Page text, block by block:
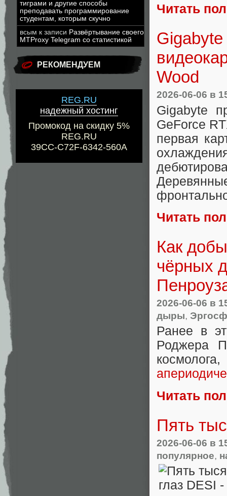
тиграми и другие способы
преподавать программирование
студентам, которым скучно
всым к записи Развёртывание своего
MTProxy Telegram со статистикой
РЕКОМЕНДУЕМ
REG.RU
надежный хостинг
Промокод на скидку 5%
REG.RU
39CC-C72F-6342-560A
Читать
Wood
2026-06-06 в
Gigabyte
GeForce
первая
Читать
Как
чёрных
2026-06-06 в
дыры,
Ранее в
Роджера
Читать
Пять
2026-06-06 в
популярное,